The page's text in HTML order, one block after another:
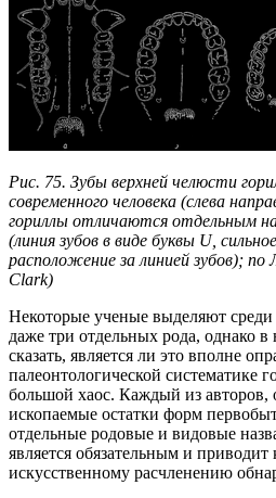
Рис. 75. Зубы верхней челюсти
современного человека (слева
гориллы отличаются отдельным
(линия зубов в виде буквы U,
расположение за линией зубов); по
Clark)
Некоторые ученые выделяют среди
даже три отдельных рода, однако в
сказать, является ли это вполне
палеонтологической систематике
большой хаос. Каждый из
ископаемые остатки форм
отдельные родовые и видовые
является обязательным и
искусственному расчленению